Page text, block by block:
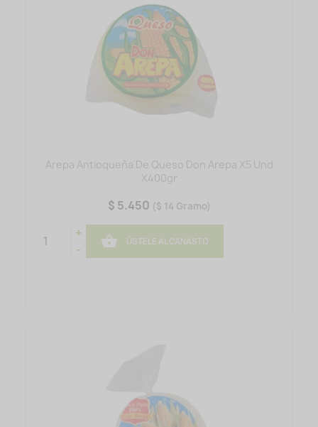
Arepa Antioqueña De Queso Don Arepa X5 Und
X400gr
$ 5.450 ($ 14 Gramo)
+
-
 ÚSTELE AL CANASTO